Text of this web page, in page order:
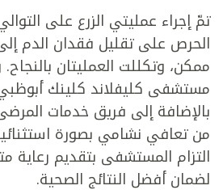
تمّ إجراء عمليتي الزرع على
الحرص على تقليل فقدان الدم
ممكن، وتكللت العمليتان
مستشفى كليفلاند كلينك
بالإضافة إلى فريق خدمات
من تعافي نشامي بصورة
التزام المستشفى بتقديم رعاية
لضمان أفضل النتائج الصحية.